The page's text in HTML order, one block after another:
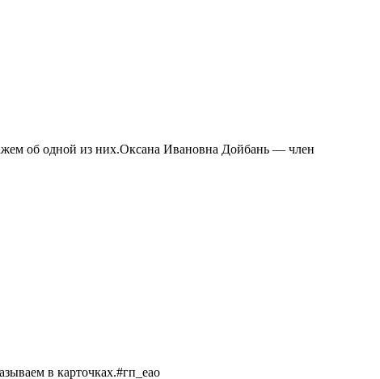
об одной из них.Оксана Ивановна Дойбань — член
в карточках.#гп_еао